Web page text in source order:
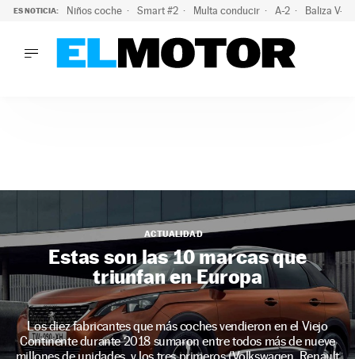
contenido
ES NOTICIA: Niños coche Smart #2 Multa conducir A-2 Baliza V-
MOTORTV
PREMIOS
SERVICIOS
ACTUALIDAD
Estas son las 10 marcas que
triunfan en Europa
Los diez fabricantes que más coches vendieron en el Viejo
Continente durante 2018 sumaron entre todos más de nueve